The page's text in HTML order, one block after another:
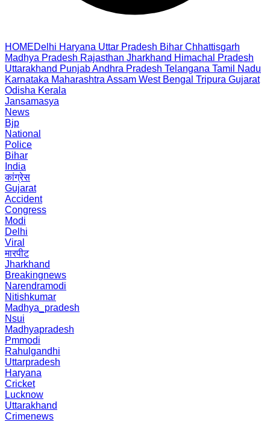
HOMEDelhi Haryana Uttar Pradesh Bihar Chhattisgarh
Madhya Pradesh Rajasthan Jharkhand Himachal Pradesh
Uttarakhand PunjabAndhra Pradesh Telangana Tamil Nadu
Karnataka Maharashtra Assam West Bengal Tripura Gujarat
Odisha Kerala
Jansamasya
News
Bjp
National
Police
Bihar
India
कांग्रेस
Gujarat
Accident
Congress
Modi
Delhi
Viral
मारपीट
Jharkhand
Breakingnews
Narendramodi
Nitishkumar
Madhya_pradesh
Nsui
Madhyapradesh
Pmmodi
Rahulgandhi
Uttarpradesh
Haryana
Cricket
Lucknow
Uttarakhand
Crimenews